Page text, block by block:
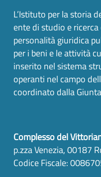
L’Istituto per la storia
ente di studio e
personalità giuridica
per i beni e le attività
inserito nel sistema
operanti nel campo
coordinato dalla
Complesso del
p.zza Venezia, 00187
Codice Fiscale: